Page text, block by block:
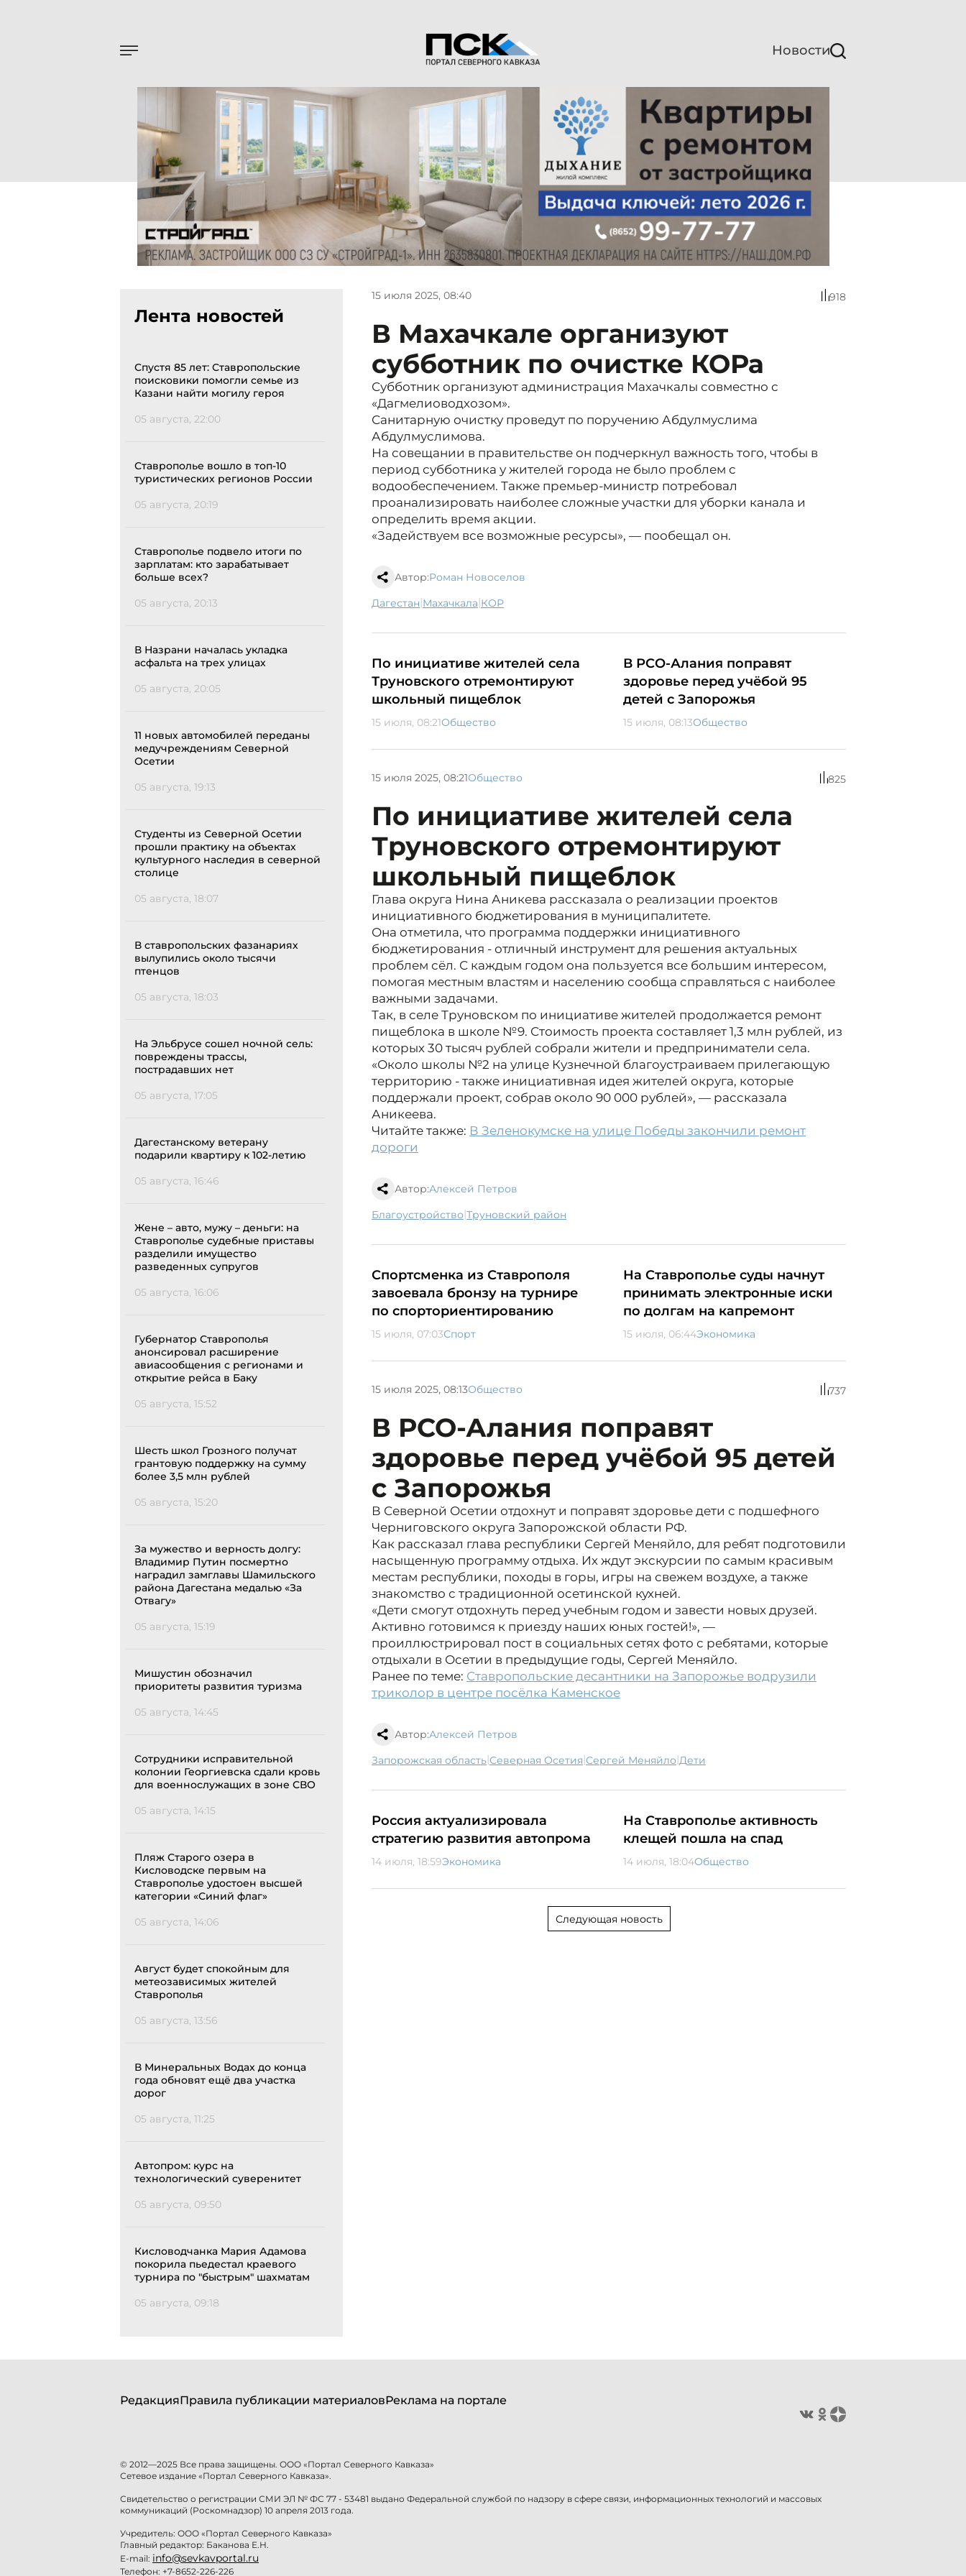
Новости
Лента новостей
Спустя 85 лет: Ставропольские
поисковики помогли семье из
Казани найти могилу героя
05 августа, 22:00
Ставрополье вошло в топ-10
туристических регионов России
05 августа, 20:19
Ставрополье подвело итоги по
зарплатам: кто зарабатывает
больше всех?
05 августа, 20:13
В Назрани началась укладка
асфальта на трех улицах
05 августа, 20:05
11 новых автомобилей переданы
медучреждениям Северной
Осетии
05 августа, 19:13
Студенты из Северной Осетии
прошли практику на объектах
культурного наследия в северной
столице
05 августа, 18:07
В ставропольских фазанариях
вылупились около тысячи
птенцов
05 августа, 18:03
На Эльбрусе сошел ночной сель:
повреждены трассы,
пострадавших нет
05 августа, 17:05
Дагестанскому ветерану
подарили квартиру к 102-летию
05 августа, 16:46
Жене – авто, мужу – деньги: на
Ставрополье судебные приставы
разделили имущество
разведенных супругов
05 августа, 16:06
Губернатор Ставрополья
анонсировал расширение
авиасообщения с регионами и
открытие рейса в Баку
05 августа, 15:52
Шесть школ Грозного получат
грантовую поддержку на сумму
более 3,5 млн рублей
05 августа, 15:20
За мужество и верность долгу:
Владимир Путин посмертно
наградил замглавы Шамильского
района Дагестана медалью «За
Отвагу»
05 августа, 15:19
Мишустин обозначил
приоритеты развития туризма
05 августа, 14:45
Сотрудники исправительной
колонии Георгиевска сдали кровь
для военнослужащих в зоне СВО
05 августа, 14:15
Пляж Старого озера в
Кисловодске первым на
Ставрополье удостоен высшей
категории «Синий флаг»
05 августа, 14:06
Август будет спокойным для
метеозависимых жителей
Ставрополья
05 августа, 13:56
В Минеральных Водах до конца
года обновят ещё два участка
дорог
05 августа, 11:25
Автопром: курс на
технологический суверенитет
05 августа, 09:50
Кисловодчанка Мария Адамова
покорила пьедестал краевого
турнира по "быстрым" шахматам
05 августа, 09:18
15 июля 2025, 08:40 918
В Махачкале организуют
субботник по очистке КОРа
Субботник организуют администрация Махачкалы совместно с
«Дагмелиоводхозом».
Санитарную очистку проведут по поручению Абдулмуслима
Абдулмуслимова.
На совещании в правительстве он подчеркнул важность того, чтобы в
период субботника у жителей города не было проблем с
водообеспечением. Также премьер-министр потребовал
проанализировать наиболее сложные участки для уборки канала и
определить время акции.
«Задействуем все возможные ресурсы», — пообещал он.
Автор:Роман Новоселов
Дагестан| Махачкала| КОР
По инициативе жителей села
Труновского отремонтируют
школьный пищеблок
15 июля, 08:21Общество
В РСО-Алания поправят
здоровье перед учёбой 95
детей с Запорожья
15 июля, 08:13Общество
15 июля 2025, 08:21Общество 825
По инициативе жителей села
Труновского отремонтируют
школьный пищеблок
Глава округа Нина Аникева рассказала о реализации проектов
инициативного бюджетирования в муниципалитете.
Она отметила, что программа поддержки инициативного
бюджетирования - отличный инструмент для решения актуальных
проблем сёл. С каждым годом она пользуется все большим интересом,
помогая местным властям и населению сообща справляться с наиболее
важными задачами.
Так, в селе Труновском по инициативе жителей продолжается ремонт
пищеблока в школе №9. Стоимость проекта составляет 1,3 млн рублей, из
которых 30 тысяч рублей собрали жители и предприниматели села.
«Около школы №2 на улице Кузнечной благоустраиваем прилегающую
территорию - также инициативная идея жителей округа, которые
поддержали проект, собрав около 90 000 рублей», — рассказала
Аникеева.
Читайте также: В Зеленокумске на улице Победы закончили ремонт
дороги
Автор:Алексей Петров
благоустройство| Труновский район
Спортсменка из Ставрополя
завоевала бронзу на турнире
по спорториентированию
15 июля, 07:03Спорт
На Ставрополье суды начнут
принимать электронные иски
по долгам на капремонт
15 июля, 06:44Экономика
15 июля 2025, 08:13Общество 737
В РСО-Алания поправят
здоровье перед учёбой 95 детей
с Запорожья
В Северной Осетии отдохнут и поправят здоровье дети с подшефного
Черниговского округа Запорожской области РФ.
Как рассказал глава республики Сергей Меняйло, для ребят подготовили
насыщенную программу отдыха. Их ждут экскурсии по самым красивым
местам республики, походы в горы, игры на свежем воздухе, а также
знакомство с традиционной осетинской кухней.
«Дети смогут отдохнуть перед учебным годом и завести новых друзей.
Активно готовимся к приезду наших юных гостей!», —
проиллюстрировал пост в социальных сетях фото с ребятами, которые
отдыхали в Осетии в предыдущие годы, Сергей Меняйло.
Ранее по теме: Ставропольские десантники на Запорожье водрузили
триколор в центре посёлка Каменское
Автор:Алексей Петров
Запорожская область| Северная Осетия| Сергей Меняйло| дети
Россия актуализировала
стратегию развития автопрома
14 июля, 18:59Экономика
На Ставрополье активность
клещей пошла на спад
14 июля, 18:04Общество
Следующая новость
РедакцияПравила публикации материаловРеклама на портале
© 2012—2025 Все права защищены. ООО «Портал Северного Кавказа»
Сетевое издание «Портал Северного Кавказа».
Свидетельство о регистрации СМИ ЭЛ № ФС 77 - 53481 выдано Федеральной службой по надзору в сфере связи, информационных технологий и массовых
коммуникаций (Роскомнадзор) 10 апреля 2013 года.
Учредитель: ООО «Портал Северного Кавказа»
Главный редактор: Баканова Е.Н.
E-mail: info@sevkavportal.ru
Телефон: +7-8652-226-226